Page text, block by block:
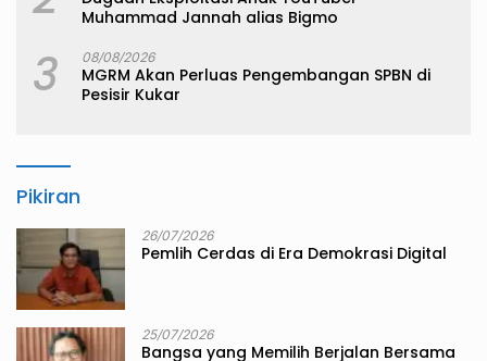
Muhammad Jannah alias Bigmo
3 08/08/2026
MGRM Akan Perluas Pengembangan SPBN di
Pesisir Kukar
Pikiran
26/07/2026
Pemlih Cerdas di Era Demokrasi Digital
25/07/2026
Bangsa yang Memilih Berjalan Bersama